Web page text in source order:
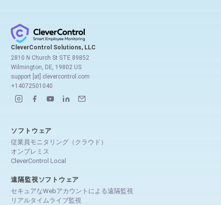
CleverControl Solutions, LLC
2810 N Church St STE 89852
Wilmington, DE, 19802 US
support [at] clevercontrol.com
+14072501040
ソフトウェア
従業員モニタリング（クラウド）
オンプレミス
CleverControl Local
遠隔監視ソフトウェア
セキュアなWebアカウントによる遠隔監視
リアルタイムライブ監視